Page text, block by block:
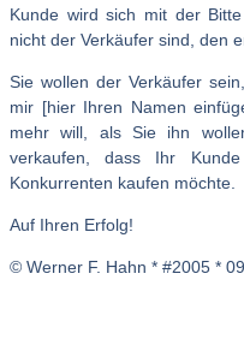
Kunde wird sich mit der
nicht der Verkäufer sind, den
Sie wollen der Verkäufer
mir [hier Ihren Namen
mehr will, als Sie ihn
verkaufen, dass Ihr
Konkurrenten kaufen möchte.
Auf Ihren Erfolg!
© Werner F. Hahn * #2005 *